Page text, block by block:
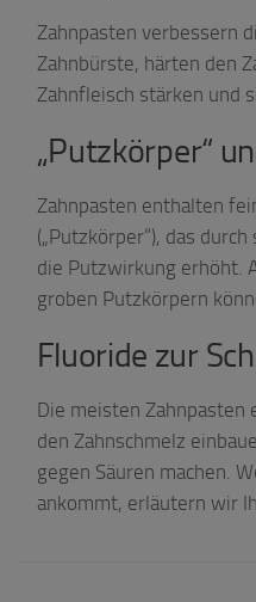
Zahnpasten verbessern
Zahnbürste, härten den
Zahnfleisch stärken und
„Putzkörper“
Zahnpasten enthalten
(„Putzkörper“), das
die Putzwirkung erhöht.
groben Putzkörpern
Fluoride zur
Die meisten Zahnpasten
den Zahnschmelz
gegen Säuren machen.
ankommt, erläutern wir